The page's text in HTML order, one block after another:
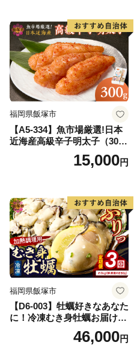
福岡県飯塚市
【A5-334】魚市場厳選!日本
近海産高級辛子明太子（300
15,000円
福岡県飯塚市
【D6-003】牡蠣好きなあなた
に！冷凍むき身牡蠣お届け便
【隔月定期便(計3回発送)】
46,000円